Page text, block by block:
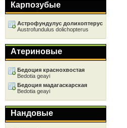
Карпозубые
Астрофундулус долихоптерус
Austrofundulus dolichopterus
Атериновые
Бедоция краснохвостая
Bedotia geayi
Бедоция мадагаскарская
Bedotia geayi
Нандовые